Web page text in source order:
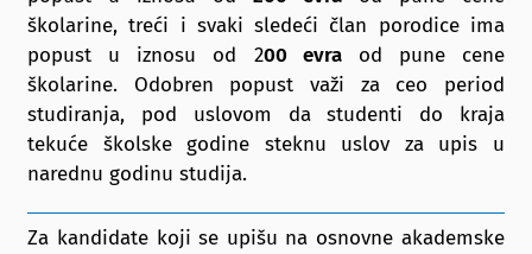
školarine, treći i svaki sledeći član porodice ima
popust u iznosu od 200 evraod pune cene
školarine. Odobren popust važi za ceo period
studiranja, pod uslovom da studenti do kraja
tekuće školske godine steknu uslov za upis u
narednu godinu studija.
Za kandidate koji se upišu na osnovne akademske